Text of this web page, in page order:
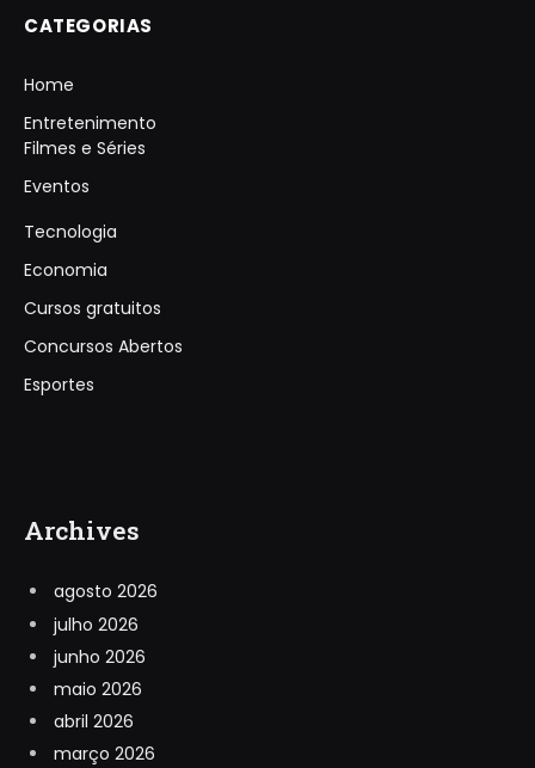
CATEGORIAS
Home
Entretenimento
Filmes e Séries
Eventos
Tecnologia
Economia
Cursos gratuitos
Concursos Abertos
Esportes
Archives
agosto 2026
julho 2026
junho 2026
maio 2026
abril 2026
março 2026